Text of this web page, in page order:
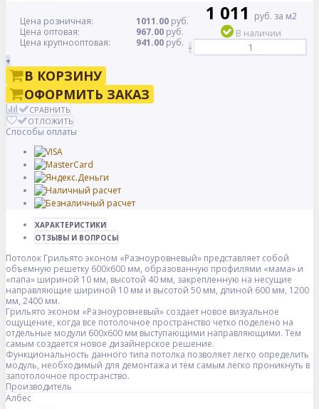
Цена розничная: 1011.00 руб.
Цена оптовая:
967.00 руб.
Цена крупнооптовая:
941.00 руб.
1 011
руб. за м2
В наличии
-
+
В КОРЗИНУ
ОФОРМИТЬ ЗАКАЗ
СРАВНИТЬ
ОТЛОЖИТЬ
Способы оплаты
ХАРАКТЕРИСТИКИ
ОТЗЫВЫ И ВОПРОСЫ
Потолок Грильято эконом «Разноуровневый» представляет собой
объемную решетку 600х600 мм, образованную профилями «мама» и
«папа» шириной 10 мм, высотой 40 мм, закрепленную на несущие
направляющие шириной 10 мм и высотой 50 мм, длиной 600 мм, 1200
мм, 2400 мм.
Грильято эконом «Разноуровневый» создает новое визуальное
ощущение, когда все потолочное пространство четко поделено на
отдельные модули 600х600 мм выступающими направляющими. Тем
самым создается новое дизайнерское решение.
Функциональность данного типа потолка позволяет легко определить
модуль, необходимый для демонтажа и тем самым легко проникнуть в
запотолочное пространство.
Производитель
Албес